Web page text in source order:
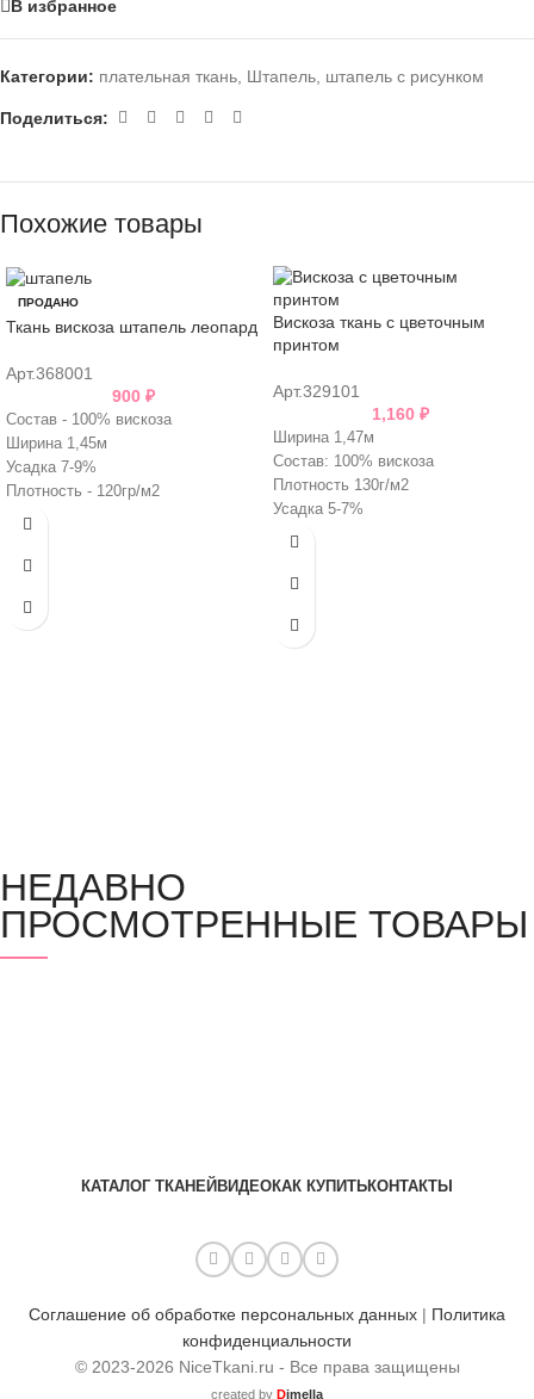
В избранное
Категории: плательная ткань, Штапель, штапель с рисунком
Поделиться:
Похожие товары
ПРОДАНО
Ткань вискоза штапель леопард
Арт.368001
900 ₽
Состав - 100% вискоза
Ширина 1,45м
Усадка 7-9%
Плотность - 120гр/м2
Вискоза ткань с цветочным
принтом
Арт.329101
1,160 ₽
Ширина 1,47м
Состав: 100% вискоза
Плотность 130г/м2
Усадка 5-7%
Италия
НЕДАВНО
ПРОСМОТРЕННЫЕ ТОВАРЫ
КАТАЛОГ ТКАНЕЙВИДЕОКАК КУПИТЬКОНТАКТЫ
Соглашение об обработке персональных данных | Политика
конфиденциальности
© 2023-2026 NiceTkani.ru - Все права защищены
created by Dimella